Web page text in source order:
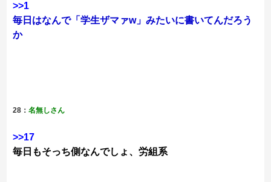
>>1
毎日はなんで「学生ザマァw」みたいに書いてんだろう
か
28：名無しさん
>>17
毎日もそっち側なんでしょ、労組系